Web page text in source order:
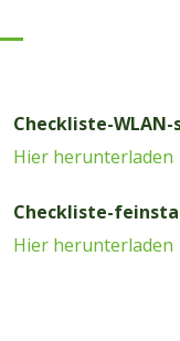
Checkliste-
Hier herunterladen
Checkliste-
Hier herunterladen